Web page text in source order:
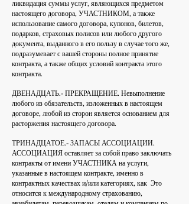
ликвидация суммы услуг, являющихся предметом
настоящего договора, УЧАСТНИКОМ, а также
использование самого договора, купонов, билетов,
подарков, страховых полисов или любого другого
документа, выданного в его пользу в случае того же,
подразумевает с вашей стороны полное принятие
контракта, а также общих условий контракта этого
контракта.
ДВЕНАДЦАТЬ.- ПРЕКРАЩЕНИЕ. Невыполнение
любого из обязательств, изложенных в настоящем
договоре, любой из сторон является основанием для
расторжения настоящего договора.
ТРИНАДЦАТОЕ.- ЗАПАСЫ АССОЦИАЦИИ.
АССОЦИАЦИЯ оставляет за собой право заключать
контракты от имени УЧАСТНИКА на услуги,
указанные в настоящем контракте, именно в
контрактных качествах и/или категориях, как Это
относится к международному страхованию,